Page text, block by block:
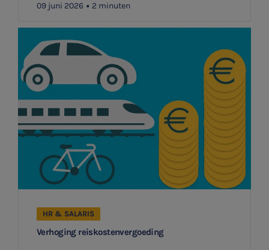
09 juni 2026 2 minuten
Verhoging reiskostenvergoeding
HR & SALARIS